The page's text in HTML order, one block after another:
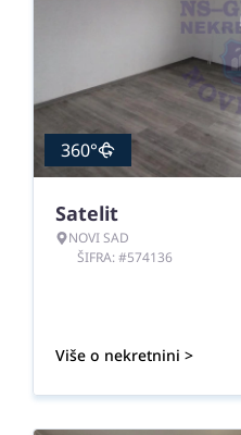
360°
Satelit
NOVI SAD
ŠIFRA: #574136
Više o nekretnini >